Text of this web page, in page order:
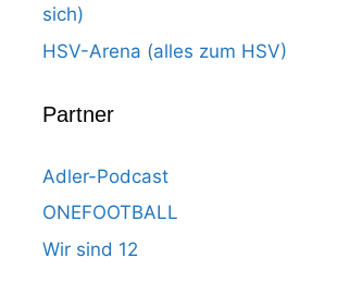
sich)
HSV-Arena (alles zum HSV)
Partner
Adler-Podcast
ONEFOOTBALL
Wir sind 12